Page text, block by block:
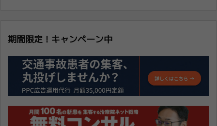
期間限定！キャンペーン中